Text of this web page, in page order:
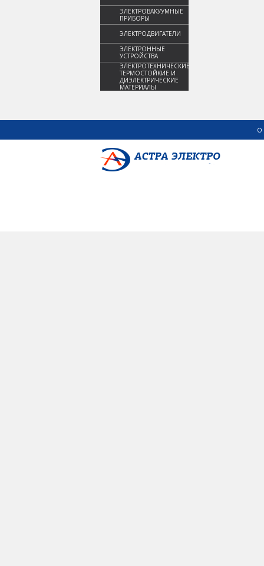
ЭЛЕКТРОВАКУУМНЫЕ
ПРИБОРЫ
ЭЛЕКТРОДВИГАТЕЛИ
ЭЛЕКТРОННЫЕ
УСТРОЙСТВА
ЭЛЕКТРОТЕХНИЧЕСКИЕ,
ТЕРМОСТОЙКИЕ И
ДИЭЛЕКТРИЧЕСКИЕ
МАТЕРИАЛЫ